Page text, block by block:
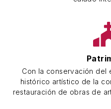
Con la conservación del
histórico artístico de la
restauración de obras de